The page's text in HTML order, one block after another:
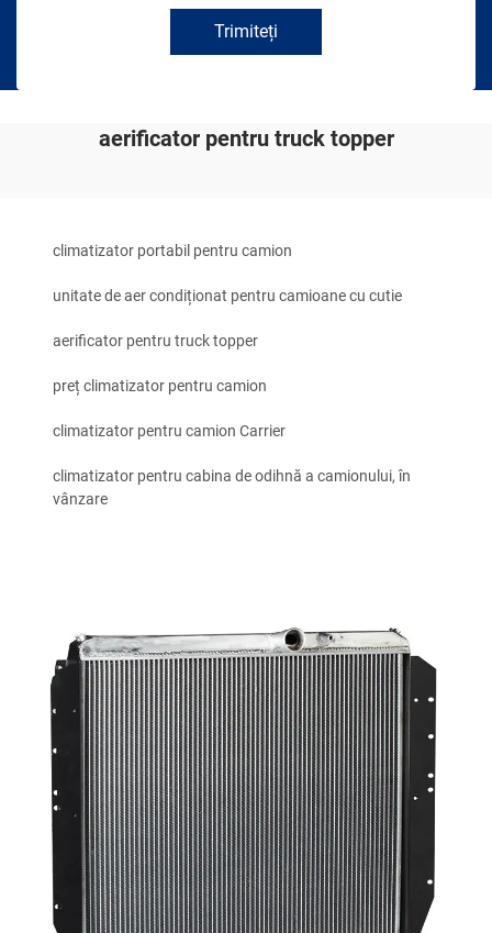
Trimiteți
aerificator pentru truck topper
climatizator portabil pentru camion
unitate de aer condiționat pentru camioane cu cutie
aerificator pentru truck topper
preț climatizator pentru camion
climatizator pentru camion Carrier
climatizator pentru cabina de odihnă a camionului, în
vânzare